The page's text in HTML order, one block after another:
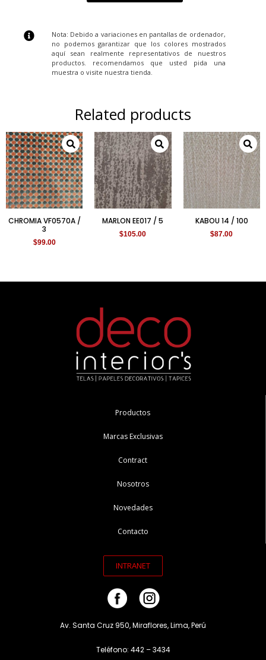
Nota: Debido a variaciones en pantallas de ordenador,
no podemos garantizar que los colores mostrados
aquí sean realmente representativos de nuestros
productos. recomendamos que usted pida una
muestra o visite nuestra tienda.
Related products
CHROMIA VF0570A /
3
$99.00
MARLON EE017 / 5
$105.00
KABOU 14 / 100
$87.00
Productos
Marcas Exclusivas
Contract
Nosotros
Novedades
Contacto
INTRANET
Av. Santa Cruz 950, Miraflores, Lima, Perú
Teléfono: 442 – 3434